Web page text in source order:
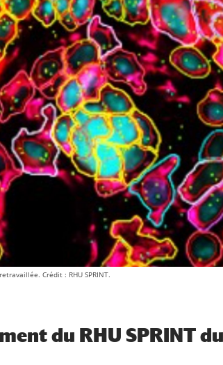
Crédit : RHU SPRINT.
du RHU SPRINT